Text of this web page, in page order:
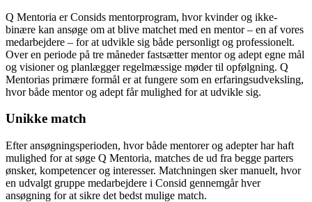
Q Mentoria er Consids mentorprogram, hvor kvinder og ikke-
binære kan ansøge om at blive matchet med en mentor – en af vores
medarbejdere – for at udvikle sig både personligt og professionelt.
Over en periode på tre måneder fastsætter mentor og adept egne mål
og visioner og planlægger regelmæssige møder til opfølgning. Q
Mentorias primære formål er at fungere som en erfaringsudveksling,
hvor både mentor og adept får mulighed for at udvikle sig.
Unikke match
Efter ansøgningsperioden, hvor både mentorer og adepter har haft
mulighed for at søge Q Mentoria, matches de ud fra begge parters
ønsker, kompetencer og interesser. Matchningen sker manuelt, hvor
en udvalgt gruppe medarbejdere i Consid gennemgår hver
ansøgning for at sikre det bedst mulige match.